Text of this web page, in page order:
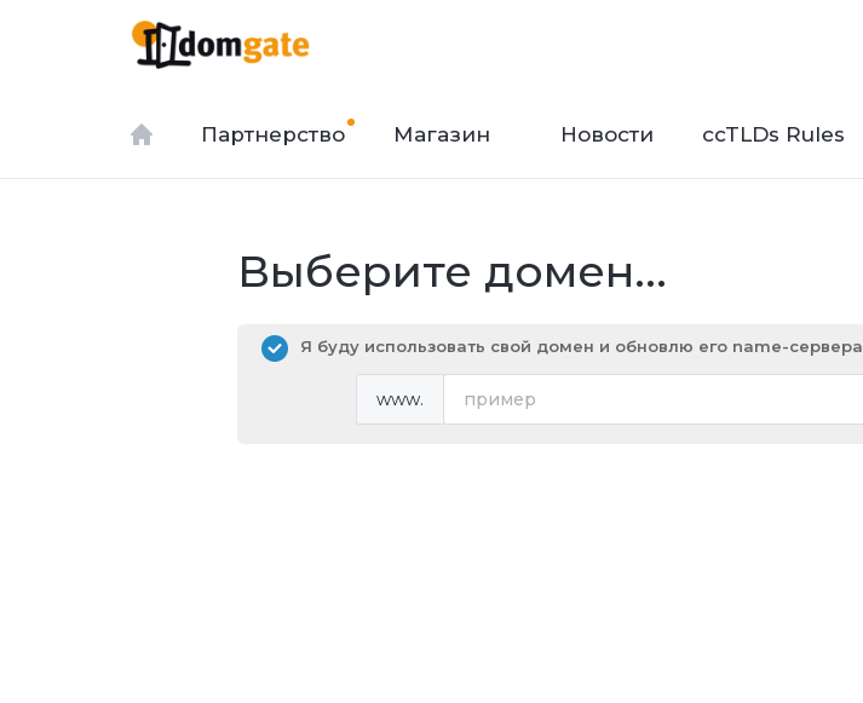
Партнерство Магазин Новости ccTLDs Rules
Выберите домен...
Я буду использовать свой домен и обновлю его name-сервера
www.